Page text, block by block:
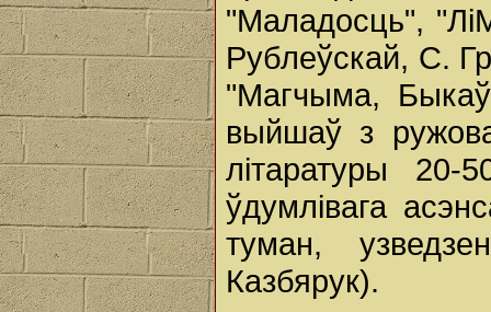
"Маладосць",
Рублеўскай, С.
"Магчыма,
выйшаў з
літаратуры
ўдумлівага
туман,
Казбярук).